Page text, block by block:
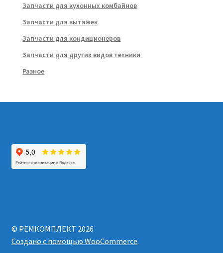
Запчасти для кухонных комбайнов
Запчасти для вытяжек
Запчасти для кондиционеров
Запчасти для других видов техники
Разное
© РЕМКОМПЛЕКТ 2026
Создано с помощью WooCommerce.